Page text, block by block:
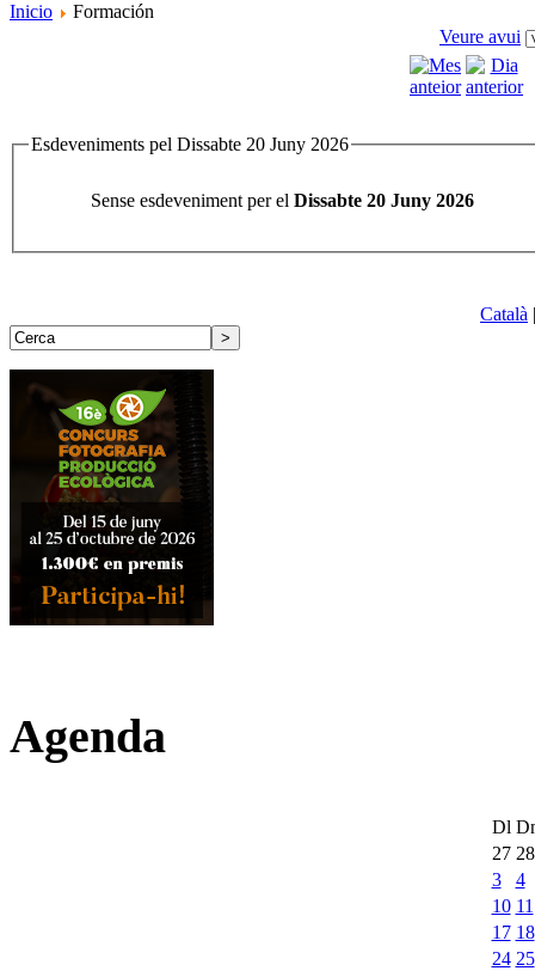
Inicio
Formación
Veure avui
Esdeveniments pel Dissabte 20 Juny 2026
Sense esdeveniment per el Dissabte 20 Juny 2026
Català
Agenda
Dl
27 28
3
4
10 11
17 18
24 25